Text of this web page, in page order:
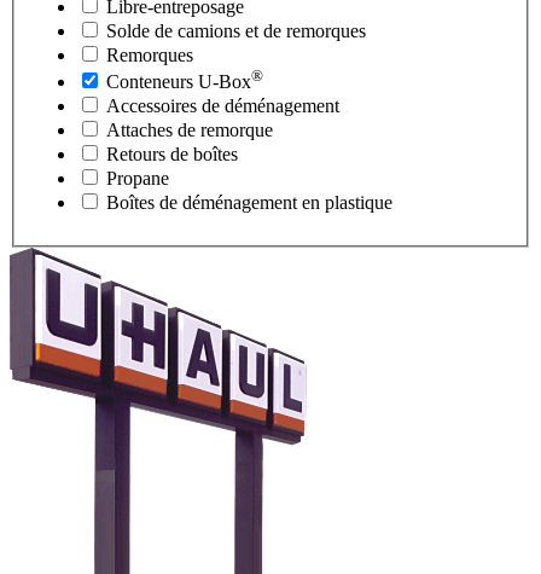
Libre-entreposage
Solde de camions et de remorques
Remorques
Conteneurs U-Box®
Accessoires de déménagement
Attaches de remorque
Retours de boîtes
Propane
Boîtes de déménagement en plastique